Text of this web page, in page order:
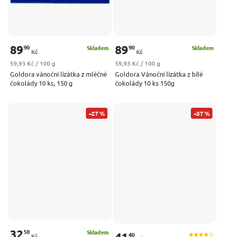
Goldora vánoční lízátka z mléčné
čokolády 10 ks, 150 g
Skladem
8990
Kč
Měrná cena:
59,93 Kč / 100 g
Goldora Vánoční lízátka z bílé
čokolády 10 ks 150g
Skladem
8990
Kč
Měrná cena:
59,93 Kč / 100 g
–27 %
Skladem
3250
–37 %
40